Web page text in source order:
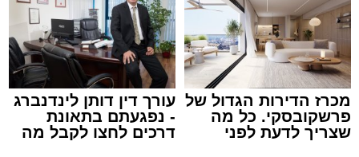
מכרז הדירות הגדול של
פרשקובסקי. כל מה
שצריך לדעת לפני
עורך דין דותן לינדנברג
- נפגעתם בתאונת
דרכים לחצו לקבל מה